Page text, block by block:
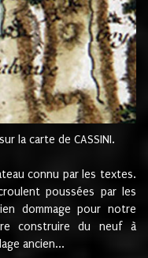
la carte de CASSINI.
connu par les textes.
poussées par les
dommage pour notre
construire du neuf à
ancien...